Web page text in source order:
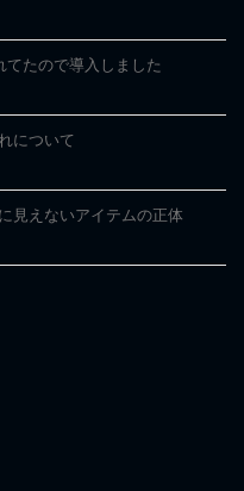
てたので導入しました
について
見えないアイテムの正体